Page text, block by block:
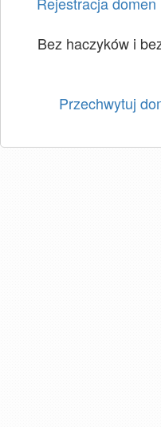
Bez haczyków i
Przechwytuj